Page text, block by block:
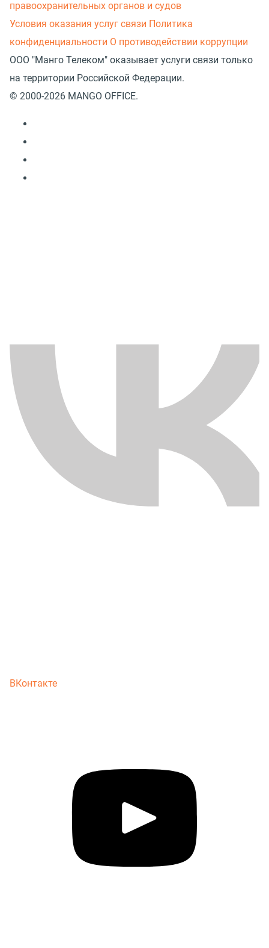
правоохранительных органов и судов
Условия оказания услуг связи Политика
конфиденциальности О противодействии коррупции
ООО "Манго Телеком" оказывает услуги связи только
на территории Российской Федерации.
© 2000-2026 MANGO OFFICE.
ВКонтакте